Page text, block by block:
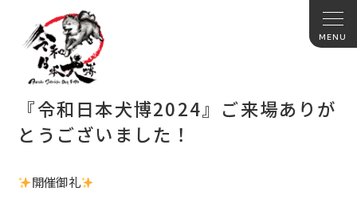
『令和日本犬博2024』ご来場ありが
とうございました！
開催御礼